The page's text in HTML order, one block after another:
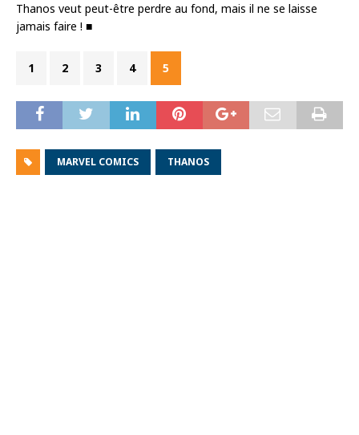
Thanos veut peut-être perdre au fond, mais il ne se laisse
jamais faire ! ■
1 2 3 4 5
MARVEL COMICS THANOS